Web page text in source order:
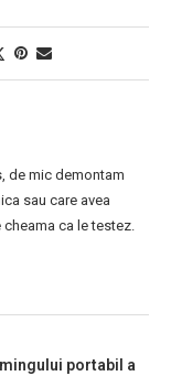
de mic demontam
sau care avea
cheama ca le testez.
portabil a